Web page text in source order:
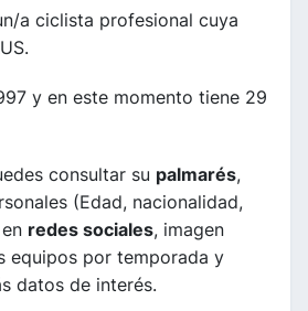
a ciclista profesional cuya
y en este momento tiene 29
consultar su palmarés,
(Edad, nacionalidad,
redes sociales, imagen
equipos por temporada y
datos de interés.